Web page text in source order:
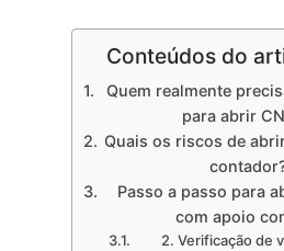
Conteúdos do
Quem realmente
para abrir
Quais os riscos de
Passo a passo para
com apoio
2. Verificação de